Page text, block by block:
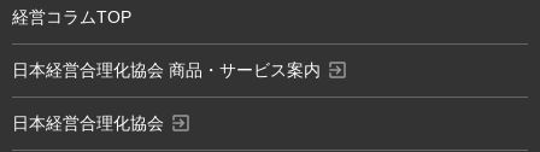
経営コラムTOP
日本経営合理化協会 商品・サービス案内 exit_to_app
日本経営合理化協会 exit_to_app